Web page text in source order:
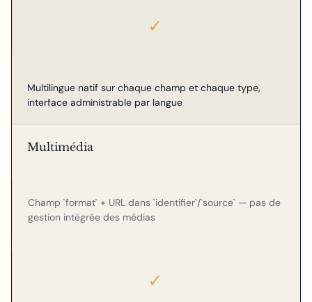
✓
Multilingue natif sur chaque champ et chaque type,
interface administrable par langue
Multimédia
Champ `format` + URL dans `identifier`/`source` — pas de
gestion intégrée des médias
✓